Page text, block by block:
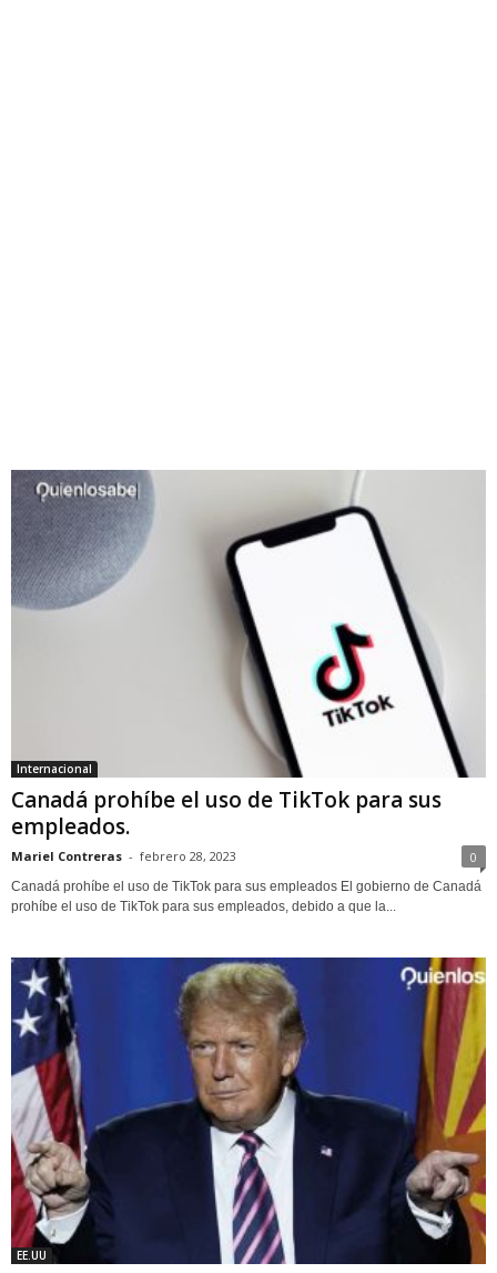
Internacional
Canadá prohíbe el uso de TikTok para sus
empleados.
Mariel Contreras - febrero 28, 2023 0
Canadá prohíbe el uso de TikTok para sus empleados El gobierno de Canadá
prohíbe el uso de TikTok para sus empleados, debido a que la...
EE.UU